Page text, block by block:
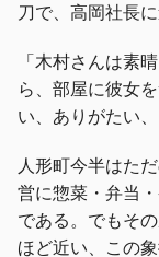
刀で、高岡社長に
「木村さんは素
ら、部屋に彼女
い、ありがたい、
人形町今半はた
営に惣菜・弁当
である。でもそ
ほど近い、この